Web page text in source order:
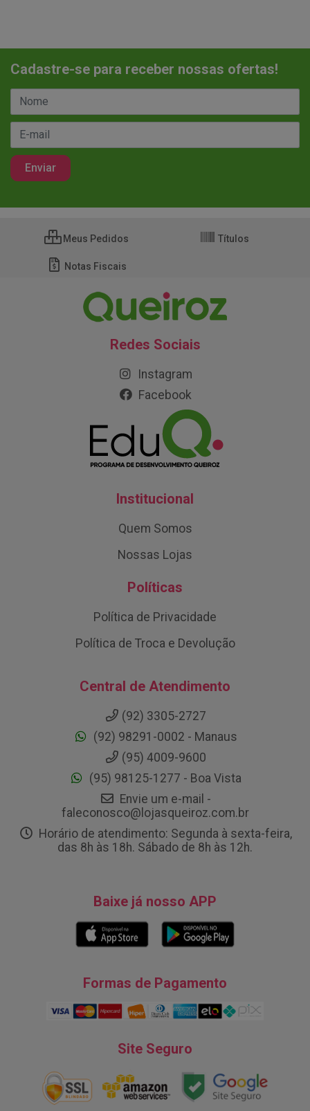
Cadastre-se para receber nossas ofertas!
Meus Pedidos Títulos
Notas Fiscais
Redes Sociais
Instagram
Facebook
Institucional
Quem Somos
Nossas Lojas
Políticas
Política de Privacidade
Política de Troca e Devolução
Central de Atendimento
(92) 3305-2727
(92) 98291-0002 - Manaus
(95) 4009-9600
(95) 98125-1277 - Boa Vista
Envie um e-mail -
faleconosco@lojasqueiroz.com.br
Horário de atendimento: Segunda à sexta-feira,
das 8h às 18h. Sábado de 8h às 12h.
Baixe já nosso APP
Formas de Pagamento
Site Seguro